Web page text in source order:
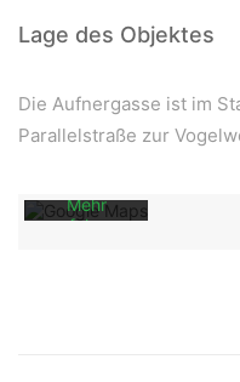
Lage des Objektes
Die Aufnergasse ist im
Parallelstraße zur
Mit dem
akzeptieren
Datenschutzerklärung
Mehr
erfahren